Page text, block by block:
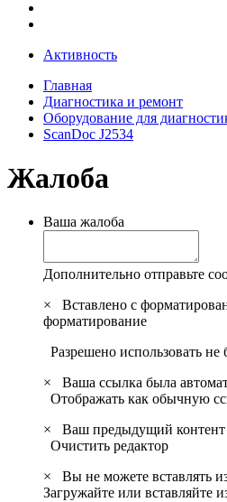
Активность
Главная
Диагностика и ремонт
Оборудование для
ScanDoc J2534
Жалоба
Ваша жалоба
Дополнительно отправьте
×
Вставлено с
форматирование
Разрешено использовать не
×
Ваша ссылка была
Отображать как обычную
×
Ваш предыдущий контент
Очистить редактор
×
Вы не можете вставлять
Загружайте или вставляйте